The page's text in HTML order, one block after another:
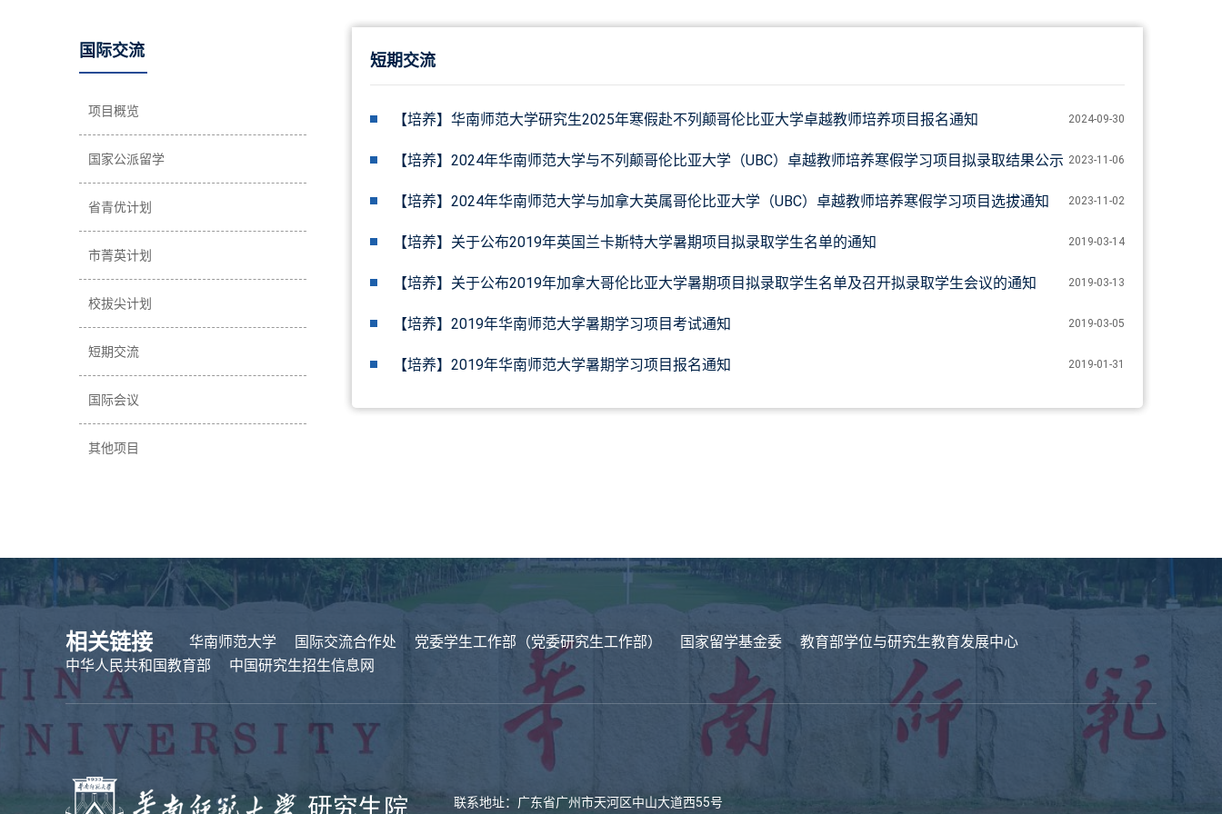
国际交流
项目概览
国家公派留学
省青优计划
市菁英计划
校拔尖计划
短期交流
国际会议
其他项目
短期交流
2024-09-30
【培养】华南师范大学研究生2025年寒假赴不列颠哥伦比亚大学卓越教师培养项目报名通知
2023-11-06
【培养】2024年华南师范大学与不列颠哥伦比亚大学（UBC）卓越教师培养寒假学习项目拟录取结果公示
2023-11-02
【培养】2024年华南师范大学与加拿大英属哥伦比亚大学（UBC）卓越教师培养寒假学习项目选拔通知
2019-03-14
【培养】关于公布2019年英国兰卡斯特大学暑期项目拟录取学生名单的通知
2019-03-13
【培养】关于公布2019年加拿大哥伦比亚大学暑期项目拟录取学生名单及召开拟录取学生会议的通知
2019-03-05
【培养】2019年华南师范大学暑期学习项目考试通知
2019-01-31
【培养】2019年华南师范大学暑期学习项目报名通知
相关链接 华南师范大学 国际交流合作处 党委学生工作部（党委研究生工作部） 国家留学基金委
教育部学位与研究生教育发展中心
中华人民共和国教育部
中国研究生招生信息网
联系地址：广东省广州市天河区中山大道西55号